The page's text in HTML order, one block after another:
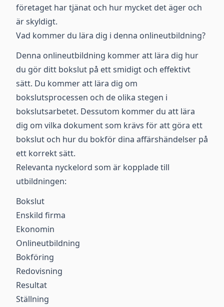
företaget har tjänat och hur mycket det äger och
är skyldigt.
Vad kommer du lära dig i denna onlineutbildning?
Denna onlineutbildning kommer att lära dig hur
du gör ditt bokslut på ett smidigt och effektivt
sätt. Du kommer att lära dig om
bokslutsprocessen och de olika stegen i
bokslutsarbetet. Dessutom kommer du att lära
dig om vilka dokument som krävs för att göra ett
bokslut och hur du bokför dina affärshändelser på
ett korrekt sätt.
Relevanta nyckelord som är kopplade till
utbildningen:
Bokslut
Enskild firma
Ekonomin
Onlineutbildning
Bokföring
Redovisning
Resultat
Ställning